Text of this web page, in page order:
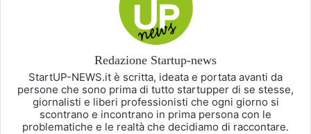
Redazione Startup-news
StartUP-NEWS.it è scritta, ideata e portata avanti da
persone che sono prima di tutto startupper di se stesse,
giornalisti e liberi professionisti che ogni giorno si
scontrano e incontrano in prima persona con le
problematiche e le realtà che decidiamo di raccontare.